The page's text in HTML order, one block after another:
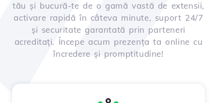
tău și bucură-te de o gamă vastă de extensii,
activare rapidă în câteva minute, suport 24/7
și securitate garantată prin parteneri
acreditați. Începe acum prezența ta online cu
încredere și promptitudine!